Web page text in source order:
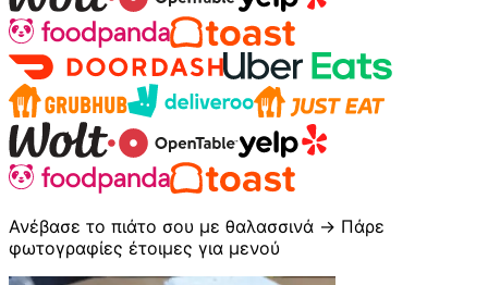
Ανέβασε το πιάτο σου με θαλασσινά → Πάρε
φωτογραφίες έτοιμες για μενού